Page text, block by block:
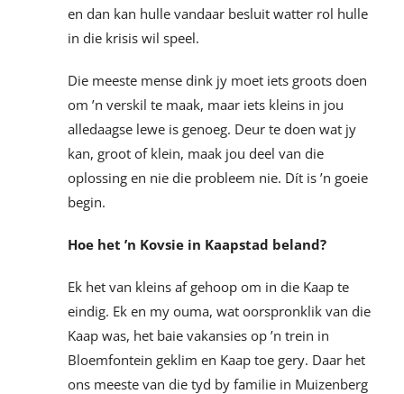
en dan kan hulle vandaar besluit watter rol hulle
in die krisis wil speel.
Die meeste mense dink jy moet iets groots doen
om ’n verskil te maak, maar iets kleins in jou
alledaagse lewe is genoeg. Deur te doen wat jy
kan, groot of klein, maak jou deel van die
oplossing en nie die probleem nie. Dít is ’n goeie
begin.
Hoe het ’n Kovsie in Kaapstad beland?
Ek het van kleins af gehoop om in die Kaap te
eindig. Ek en my ouma, wat oorspronklik van die
Kaap was, het baie vakansies op ’n trein in
Bloemfontein geklim en Kaap toe gery. Daar het
ons meeste van die tyd by familie in Muizenberg